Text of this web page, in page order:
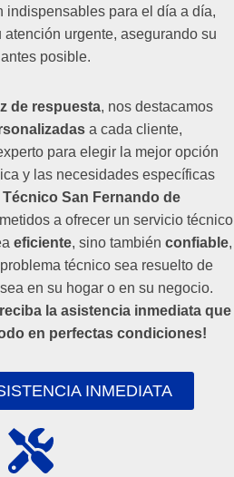
indispensables para el día a día,
urgente, asegurando su
posible.
de respuesta, nos destacamos
a cada cliente,
para elegir la mejor opción
y las necesidades específicas
San Fernando de
a ofrecer un servicio técnico
eficiente, sino también confiable,
técnico sea resuelto de
en su hogar o en su negocio.
la asistencia inmediata que
en perfectas condiciones!
INMEDIATA